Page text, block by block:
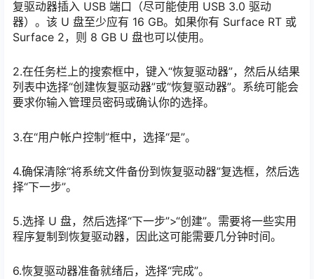
复驱动器插入 USB 端口（尽可能使用 USB 3.0 驱动
器）。该 U 盘至少应有 16 GB。如果你有 Surface RT 或
Surface 2，则 8 GB U 盘也可以使用。
2.在任务栏上的搜索框中，键入“恢复驱动器”，然后从结果
列表中选择“创建恢复驱动器”或“恢复驱动器”。系统可能会
要求你输入管理员密码或确认你的选择。
3.在“用户帐户控制”框中，选择“是”。
4.确保清除“将系统文件备份到恢复驱动器”复选框，然后选
择“下一步”。
5.选择 U 盘，然后选择“下一步”>“创建”。需要将一些实用
程序复制到恢复驱动器，因此这可能需要几分钟时间。
6.恢复驱动器准备就绪后，选择“完成”。